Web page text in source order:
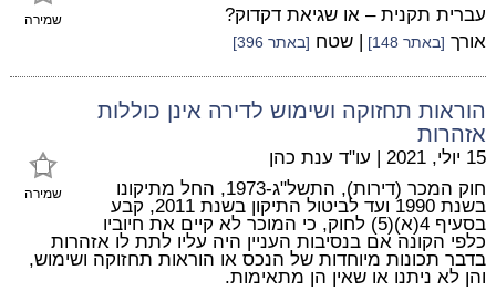
שמירה
עברית תקנית – או שגיאת דקדוק?
אורך [באתר 148] | שטח [באתר 396]
הוראות תחזוקה ושימוש לדירה אינן כוללות
אזהרות
שמירה
15 יולי, 2021 | עו"ד ענת כהן
חוק המכר (דירות), התשל"ג-1973, החל מתיקונו
בשנת 1990 ועד לביטול התיקון בשנת 2011, קבע
בסעיף 4(א)(5) לחוק, כי המוכר לא קיים את חיוביו
כלפי הקונה אם בנסיבות העניין היה עליו לתת לו אזהרות
בדבר תכונות מיוחדות של הנכס או הוראות תחזוקה ושימוש,
והן לא ניתנו או שאין הן מתאימות.